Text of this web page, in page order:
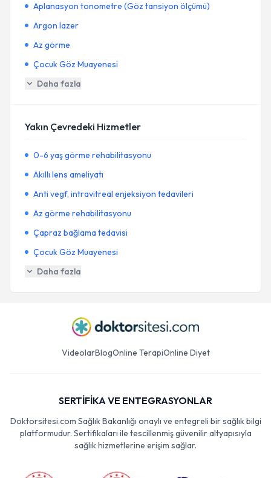
Aplanasyon tonometre (Göz tansiyon ölçümü)
Argon lazer
Az görme
Çocuk Göz Muayenesi
Daha fazla
Yakın Çevredeki Hizmetler
0-6 yaş görme rehabilitasyonu
Akıllı lens ameliyatı
Anti vegf, intravitreal enjeksiyon tedavileri
Az görme rehabilitasyonu
Çapraz bağlama tedavisi
Çocuk Göz Muayenesi
Daha fazla
VideolarBlogOnline TerapiOnline Diyet
SERTİFİKA VE ENTEGRASYONLAR
Doktorsitesi.com Sağlık Bakanlığı onaylı ve entegreli bir sağlık bilgi
platformudur. Sertifikaları ile tescillenmiş güvenilir altyapısıyla
sağlık hizmetlerine erişim sağlar.